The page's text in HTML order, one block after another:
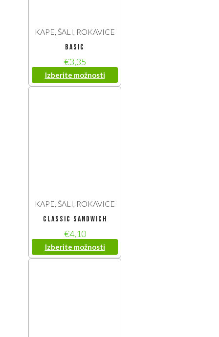
KAPE, ŠALI, ROKAVICE
basic
€3,35
Izberite možnosti
KAPE, ŠALI, ROKAVICE
classic sandwich
€4,10
Izberite možnosti